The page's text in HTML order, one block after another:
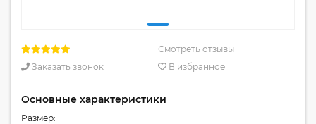
Смотреть отзывы
Заказать звонок
В избранное
Основные характеристики
Размер: